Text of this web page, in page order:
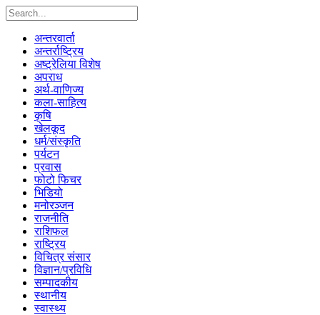
अन्तरवार्ता
अन्तर्राष्ट्रिय
अष्ट्रेलिया विशेष
अपराध
अर्थ-वाणिज्य
कला-साहित्य
कृषि
खेलकूद
धर्म/संस्कृति
पर्यटन
प्रवास
फोटो फिचर
भिडियो
मनोरञ्जन
राजनीति
राशिफल
राष्ट्रिय
विचित्र संसार
विज्ञान/प्रविधि
सम्पादकीय
स्थानीय
स्वास्थ्य